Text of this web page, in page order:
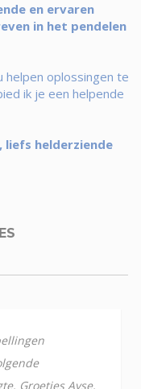
en ervaren
in het pendelen
helpen oplossingen te
ik je een helpende
helderziende
Groetjes Ayse.